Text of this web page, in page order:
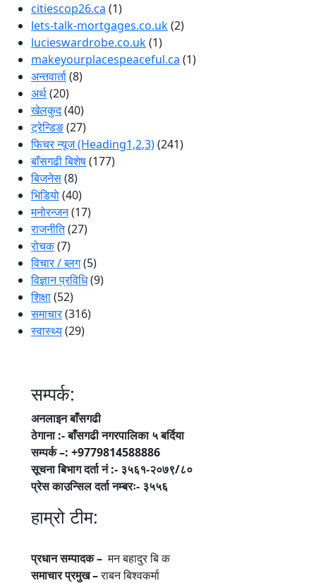
citiescop26.ca (1)
lets-talk-mortgages.co.uk(2)
lucieswardrobe.co.uk(1)
makeyourplacespeaceful.ca (1)
अन्तवार्ता(8)
अर्थ(20)
खेलकुद(40)
ट्रेन्डिङ(27)
फिचर न्यूज (Heading1,2,3)(241)
बाँसगढी बिशेष(177)
बिजनेस(8)
भिडियाे(40)
मनोरन्जन(17)
राजनीति(27)
रोचक(7)
विचार / ब्लग(5)
विज्ञान प्रविधि(9)
शिक्षा(52)
समाचार(316)
स्वास्थ्य(29)
सम्पर्क:
अनलाइन बाँसगढी
ठेगाना :- बाँसगढी नगरपालिका ५ बर्दिया
सम्पर्क –: +9779814588886
सूचना बिभाग दर्ता नं :- ३५६१-२०७९/८०
प्रेस काउन्सिल दर्ता नम्बरः- ३५५६
हाम्रो टीम:
प्रधान सम्पादक –मन बहादुर बि क
समाचार प्रमुख –राबन बिश्वकर्मा